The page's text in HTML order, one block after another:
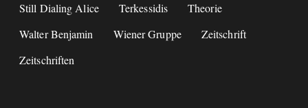
Still Dialing Alice
Terkessidis
Theorie
Walter Benjamin
Wiener Gruppe
Zeitschrift
Zeitschriften